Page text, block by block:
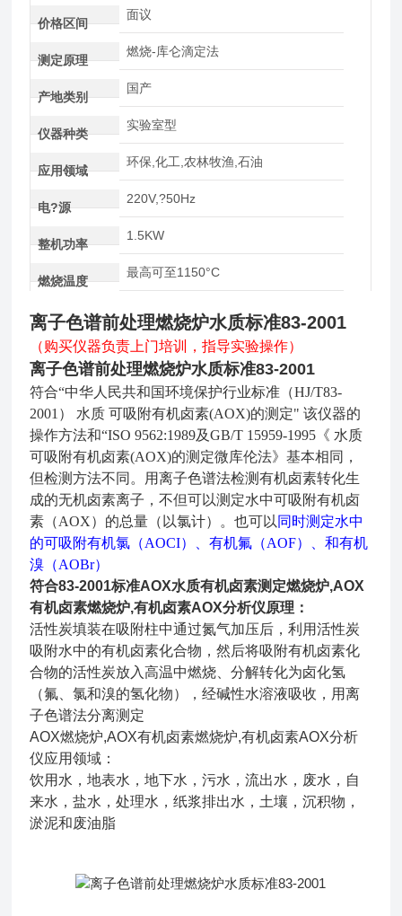
价格区间
面议
测定原理
燃烧-库仑滴定法
产地类别
国产
仪器种类
实验室型
应用领域
环保,化工,农林牧渔,石油
电?源
220V,?50Hz
整机功率
1.5KW
燃烧温度
最高可至1150°C
离子色谱前处理燃烧炉水质标准83-2001
（购买仪器负责上门培训，指导实验操作）
离子色谱前处理燃烧炉水质标准83-2001
符合“中华人民共和国环境保护行业标准（HJ/T83-
2001） 水质 可吸附有机卤素(AOX)的测定" 该仪器的
操作方法和“ISO 9562:1989及GB/T 15959-1995《 水质
可吸附有机卤素(AOX)的测定微库伦法》基本相同，
但检测方法不同。用离子色谱法检测有机卤素转化生
成的无机卤素离子，不但可以测定水中可吸附有机卤
素（AOX）的总量（以氯计）。也可以 同时测定水中
的可吸附有机氯（AOCI）、有机氟（AOF）、和有机
溴（AOBr）
符合83-2001标准AOX水质有机卤素测定燃烧炉,AOX
有机卤素燃烧炉,有机卤素AOX分析仪原理：
活性炭填装在吸附柱中通过氮气加压后，利用活性炭
吸附水中的有机卤素化合物，然后将吸附有机卤素化
合物的活性炭放入高温中燃烧、分解转化为卤化氢
（氟、氯和溴的氢化物），经碱性水溶液吸收，用离
子色谱法分离测定
AOX燃烧炉,AOX有机卤素燃烧炉,有机卤素AOX分析
仪应用领域：
饮用水，地表水，地下水，污水，流出水，废水，自
来水，盐水，处理水，纸浆排出水，土壤，沉积物，
淤泥和废油脂